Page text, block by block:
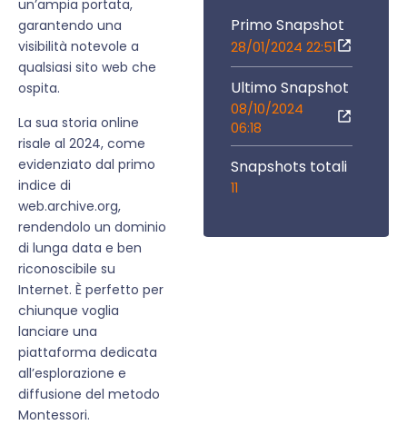
un’ampia portata,
garantendo una
visibilità notevole a
qualsiasi sito web che
ospita.
La sua storia online
risale al 2024, come
evidenziato dal primo
indice di
web.archive.org,
rendendolo un dominio
di lunga data e ben
riconoscibile su
Internet. È perfetto per
chiunque voglia
lanciare una
piattaforma dedicata
all’esplorazione e
diffusione del metodo
Montessori.
Primo Snapshot
28/01/2024 22:51
Ultimo Snapshot
08/10/2024
06:18
Snapshots totali
11